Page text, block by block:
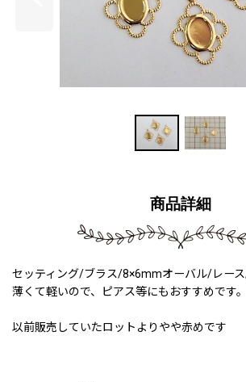
商品詳細
セッティング/ブラス/8×6mmオーバル/レー
薄くて軽いので、ピアス等にもおすすめです。
以前販売していたロットよりやや赤めです